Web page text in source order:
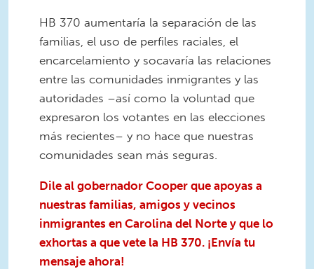
HB 370 aumentaría la separación de las
familias, el uso de perfiles raciales, el
encarcelamiento y socavaría las relaciones
entre las comunidades inmigrantes y las
autoridades –así como la voluntad que
expresaron los votantes en las elecciones
más recientes– y no hace que nuestras
comunidades sean más seguras.
Dile al gobernador Cooper que apoyas a
nuestras familias, amigos y vecinos
inmigrantes en Carolina del Norte y que lo
exhortas a que vete la HB 370. ¡Envía tu
mensaje ahora!